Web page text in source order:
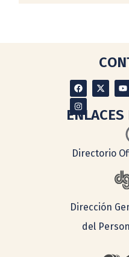
Directorio
Dirección
del